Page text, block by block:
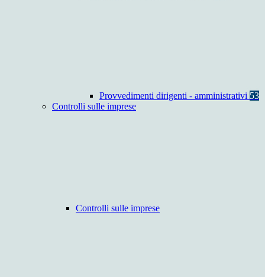
Provvedimenti dirigenti - amministrativi 53
Controlli sulle imprese
Controlli sulle imprese